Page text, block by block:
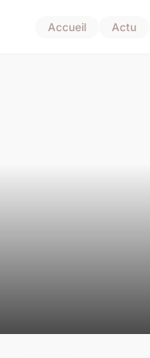
Accueil Actu